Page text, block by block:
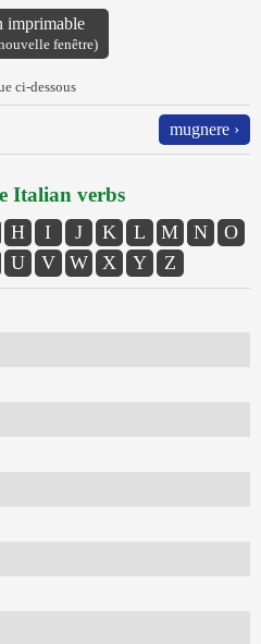
imprimable
fenêtre)
ci-dessous
mugnere ›
Italian verbs
H I J K L M N
O
U V W X Y Z